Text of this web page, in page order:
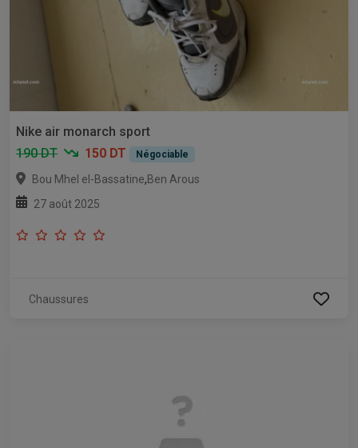
Nike air monarch sport
190 DT
150 DT Négociable
Bou Mhel el-Bassatine,Ben Arous
27 août 2025
Chaussures